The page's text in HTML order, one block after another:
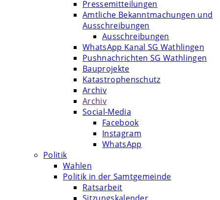
Pressemitteilungen
Amtliche Bekanntmachungen und
Ausschreibungen
Ausschreibungen
WhatsApp Kanal SG Wathlingen
Pushnachrichten SG Wathlingen
Bauprojekte
Katastrophenschutz
Archiv
Archiv
Social-Media
Facebook
Instagram
WhatsApp
Politik
Wahlen
Politik in der Samtgemeinde
Ratsarbeit